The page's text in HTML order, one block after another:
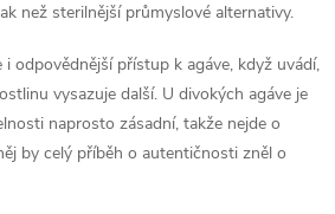
než sterilnější průmyslové alternativy.
odpovědnější přístup k agáve, když uvádí,
vysazuje další. U divokých agáve je
naprosto zásadní, takže nejde o
by celý příběh o autentičnosti zněl o